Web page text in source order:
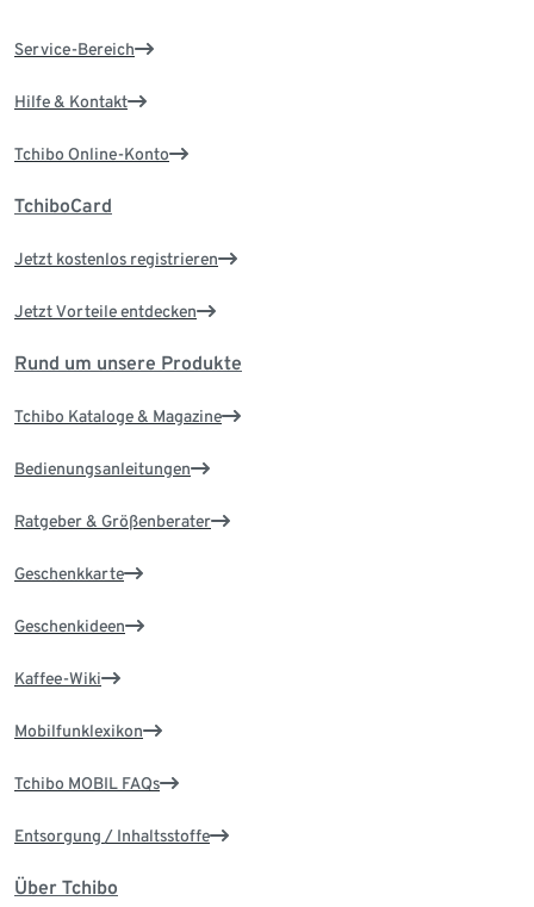
Service-Bereich
Hilfe & Kontakt
Tchibo Online-Konto
TchiboCard
Jetzt kostenlos registrieren
Jetzt Vorteile entdecken
Rund um unsere Produkte
Tchibo Kataloge & Magazine
Bedienungsanleitungen
Ratgeber & Größenberater
Geschenkkarte
Geschenkideen
Kaffee-Wiki
Mobilfunklexikon
Tchibo MOBIL FAQs
Entsorgung / Inhaltsstoffe
Über Tchibo